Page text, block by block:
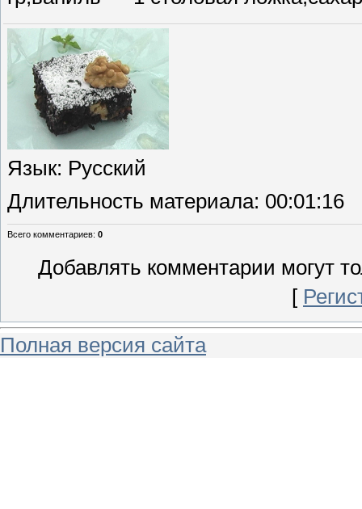
Язык: Русский
Длительность материала: 00:01:16
Всего комментариев: 0
Добавлять комментарии могут
[
Полная версия сайта